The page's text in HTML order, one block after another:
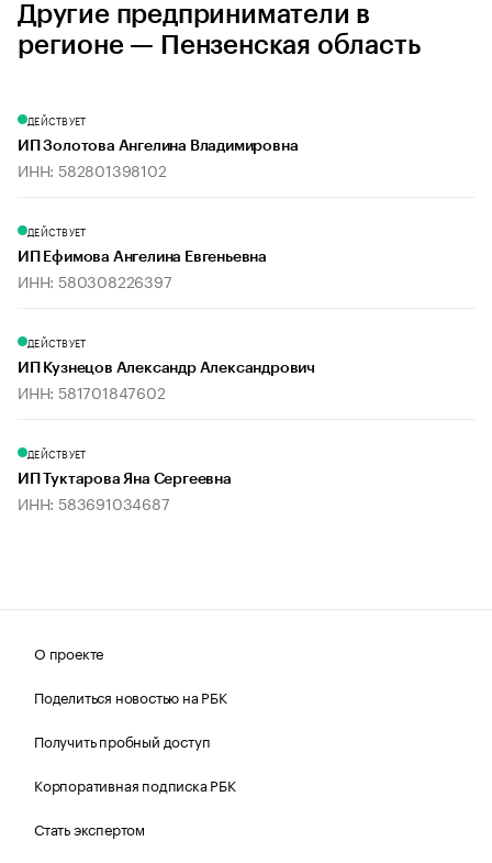
Другие предприниматели в
регионе — Пензенская область
ДЕЙСТВУЕТ
ИП Золотова Ангелина Владимировна
ИНН: 582801398102
ДЕЙСТВУЕТ
ИП Ефимова Ангелина Евгеньевна
ИНН: 580308226397
ДЕЙСТВУЕТ
ИП Кузнецов Александр Александрович
ИНН: 581701847602
ДЕЙСТВУЕТ
ИП Туктарова Яна Сергеевна
ИНН: 583691034687
О проекте
Поделиться новостью на РБК
Получить пробный доступ
Корпоративная подписка РБК
Стать экспертом